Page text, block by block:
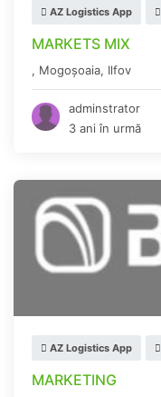
AZ Logistics App
MARKETS MIX
, Mogoşoaia, Ilfov
adminstrator
3 ani în urmă
AZ Logistics App
MARKETING